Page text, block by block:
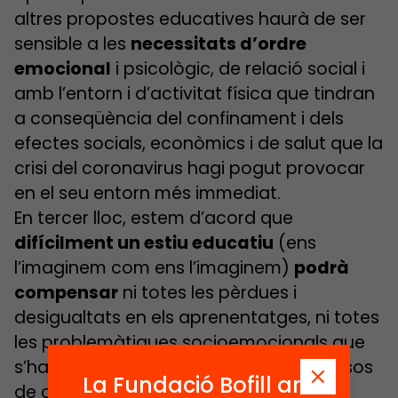
altres propostes educatives haurà de ser
sensible a les necessitats d’ordre
emocional i psicològic, de relació social i
amb l’entorn i d’activitat física que tindran
a conseqüència del confinament i dels
efectes socials, econòmics i de salut que la
crisi del coronavirus hagi pogut provocar
en el seu entorn més immediat.
En tercer lloc, estem d’acord que
difícilment un estiu educatiu (ens
l’imaginem com ens l’imaginem) podrà
compensar ni totes les pèrdues i
desigualtats en els aprenentatges, ni totes
les problemàtiques socioemocionals que
s’hauran acumulat en aquests tres mesos
de confinament.La Fundació Bofill ara